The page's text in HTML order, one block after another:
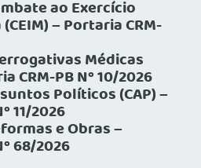
ao Exercício
– Portaria CRM-
Médicas
CRM-PB Nº 10/2026
Políticos (CAP) –
11/2026
e Obras –
68/2026